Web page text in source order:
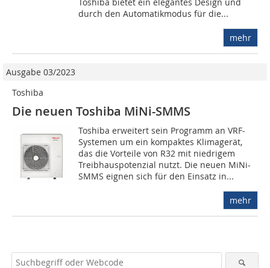
Toshiba bietet ein elegantes Design und
durch den Automatikmodus für die...
mehr
Ausgabe 03/2023
Toshiba
Die neuen Toshiba MiNi-SMMS
Toshiba erweitert sein Programm an VRF-
Systemen um ein kompaktes Klimagerät,
das die Vorteile von R32 mit niedrigem
Treibhauspotenzial nutzt. Die neuen MiNi-
SMMS eignen sich für den Einsatz in...
mehr